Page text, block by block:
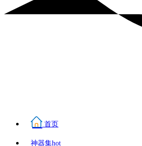
首页
神器集hot